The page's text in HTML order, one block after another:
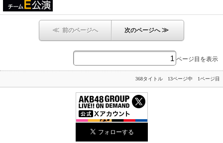
≪ 前のページへ 次のページへ≫
ページ目を表示
368タイトル 13ページ中 1ページ目